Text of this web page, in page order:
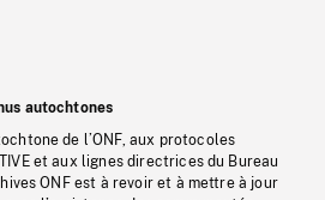
autochtones
de l’ONF, aux protocoles
et aux lignes directrices du Bureau
ONF est à revoir et à mettre à jour